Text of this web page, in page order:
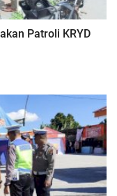
Patroli KRYD